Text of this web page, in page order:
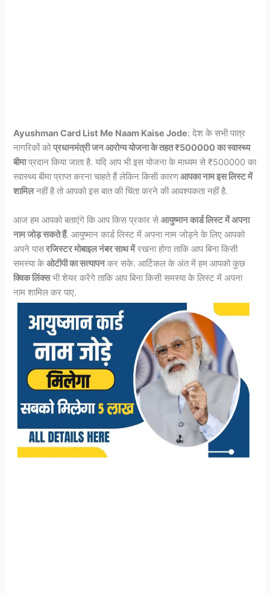
Ayushman Card List Me Naam Kaise Jode: देश के सभी पात्र
नागरिकों कोप्रधानमंत्री जन आरोग्य योजना के तहत ₹500000 का स्वास्थ्य
बीमाप्रदान किया जाता है. यदि आप भी इस योजना के माध्यम से ₹500000 का
स्वास्थ्य बीमा प्राप्त करना चाहते हैं लेकिन किसी कारणआपका नाम इस लिस्ट में
शामिलनहीं है तो आपको इस बात की चिंता करने की आवश्यकता नहीं है.
आज हम आपको बताएंगे कि आप किस प्रकार सेआयुष्मान कार्ड लिस्ट में अपना
नाम जोड़ सकते हैं. आयुष्मान कार्ड लिस्ट में अपना नाम जोड़ने के लिए आपको
अपने पासरजिस्टर मोबाइल नंबर साथ मेंरखना होगा ताकि आप बिना किसी
समस्या केओटीपी का सत्यापनकर सके. आर्टिकल के अंत में हम आपको कुछ
क्विक लिंक्सभी शेयर करेंगे ताकि आप बिना किसी समस्या के लिस्ट में अपना
नाम शामिल कर पाए.